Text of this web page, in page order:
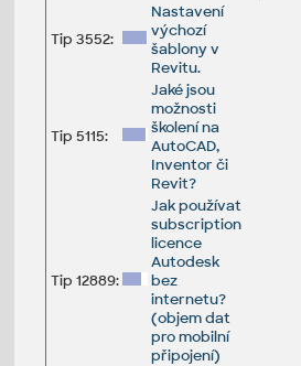
Tip 3552:
Nastavení
výchozí
šablony v
Revitu.
Tip 5115:
Jaké jsou
možnosti
školení na
AutoCAD,
Inventor či
Revit?
Tip 12889:
Jak používat
subscription
licence
Autodesk
bez
internetu?
(objem dat
pro mobilní
připojení)